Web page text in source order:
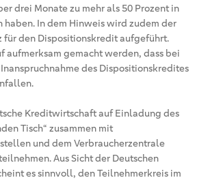
drei Monate zu mehr als 50 Prozent in
haben. In dem Hinweis wird zudem der
den Dispositionskredit aufgeführt.
aufmerksam gemacht werden, dass bei
des Dispositionskredites
Kreditwirtschaft auf Einladung des
Tisch“ zusammen mit
und dem Verbraucherzentrale
Aus Sicht der Deutschen
es sinnvoll, den Teilnehmerkreis im